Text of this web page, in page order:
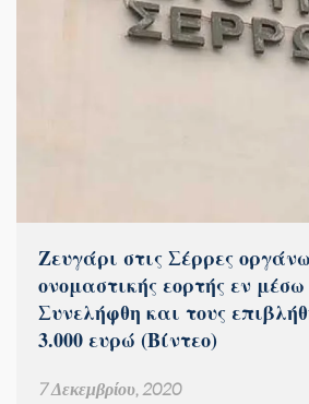
Ζευγάρι στις Σέρρες
ονομαστικής εορτής εν
Συνελήφθη και τους
3.000 ευρώ (Βίντεο)
7 Δεκεμβρίου, 2020